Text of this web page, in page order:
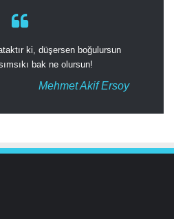
ki, düşersen boğulursun
bak ne olursun!
Mehmet Akif Ersoy